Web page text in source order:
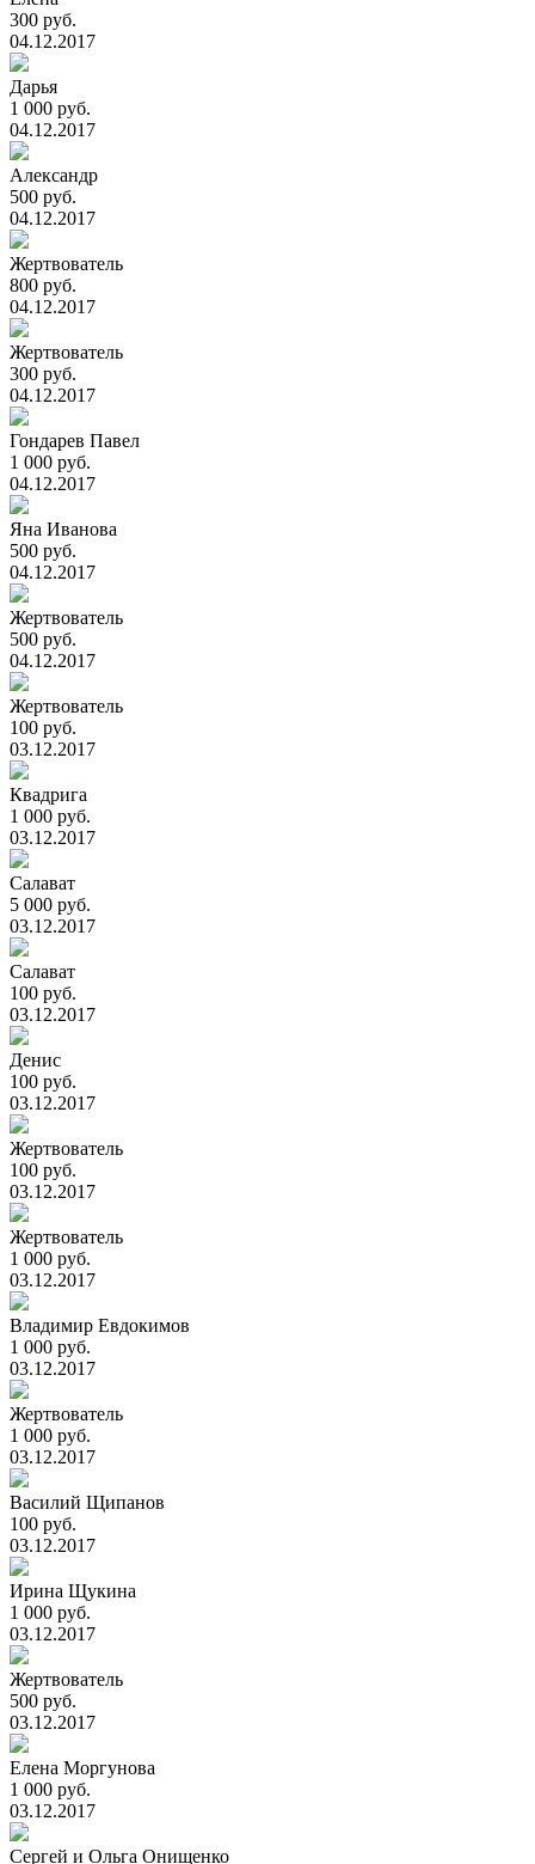
300 руб.
04.12.2017
Дарья
1 000 руб.
04.12.2017
Александр
500 руб.
04.12.2017
Жертвователь
800 руб.
04.12.2017
Жертвователь
300 руб.
04.12.2017
Гондарев Павел
1 000 руб.
04.12.2017
Яна Иванова
500 руб.
04.12.2017
Жертвователь
500 руб.
04.12.2017
Жертвователь
100 руб.
03.12.2017
Квадрига
1 000 руб.
03.12.2017
Салават
5 000 руб.
03.12.2017
Салават
100 руб.
03.12.2017
Денис
100 руб.
03.12.2017
Жертвователь
100 руб.
03.12.2017
Жертвователь
1 000 руб.
03.12.2017
Владимир Евдокимов
1 000 руб.
03.12.2017
Жертвователь
1 000 руб.
03.12.2017
Василий Щипанов
100 руб.
03.12.2017
Ирина Щукина
1 000 руб.
03.12.2017
Жертвователь
500 руб.
03.12.2017
Елена Моргунова
1 000 руб.
03.12.2017
Сергей и Ольга Онищенко